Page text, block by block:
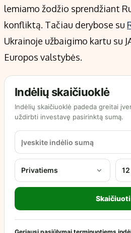
lemiamo žodžio sprendžiant
konfliktą. Tačiau derybose su
Ukrainoje užbaigimo kartu su
Europos valstybės.